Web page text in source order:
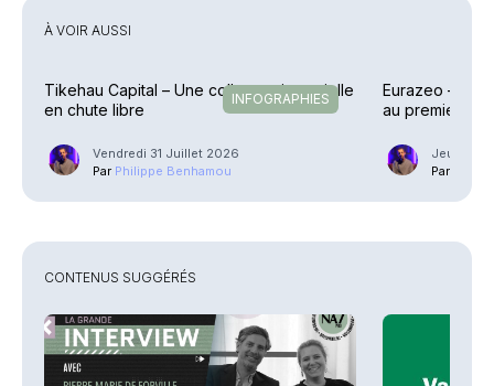
À VOIR AUSSI
INFOGRAPHIES
Tikehau Capital – Une collecte trimestrielle
en chute libre
Vendredi 31 Juillet 2026
Par Philippe Benhamou
Eurazeo –
au premier
Jeudi 23
Par
CONTENUS SUGGÉRÉS